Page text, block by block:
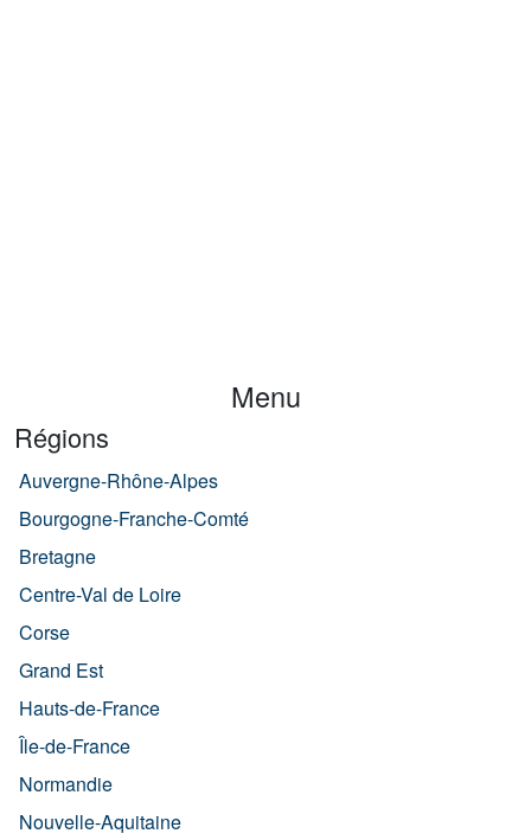
Menu
Régions
Auvergne-Rhône-Alpes
Bourgogne-Franche-Comté
Bretagne
Centre-Val de Loire
Corse
Grand Est
Hauts-de-France
Île-de-France
Normandie
Nouvelle-Aquitaine